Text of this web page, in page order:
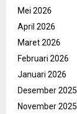
Mei 2026
April 2026
Maret 2026
Februari 2026
Januari 2026
Desember 2025
November 2025